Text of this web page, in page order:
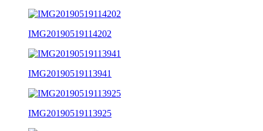
IMG20190519114202
IMG20190519113941
IMG20190519113925